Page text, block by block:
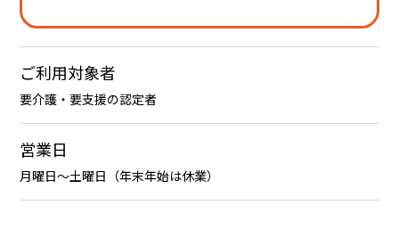
ご利用対象者
要介護・要支援の認定者
営業日
月曜日～土曜日（年末年始は休業）